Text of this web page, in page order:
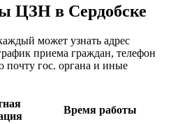
ЦЗН в Сердобске
может узнать адрес
приема граждан, телефон
почту гос. органа и иные
Время работы